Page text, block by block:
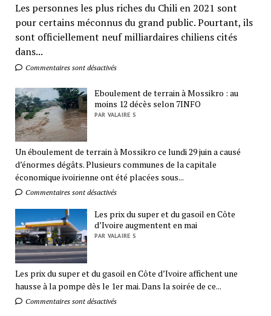
Les personnes les plus riches du Chili en 2021 sont
pour certains méconnus du grand public. Pourtant, ils
sont officiellement neuf milliardaires chiliens cités
dans...
Commentaires sont désactivés
Eboulement de terrain à Mossikro : au
moins 12 décès selon 7INFO
PAR VALAIRE S
Un éboulement de terrain à Mossikro ce lundi 29 juin a causé
d’énormes dégâts. Plusieurs communes de la capitale
économique ivoirienne ont été placées sous...
Commentaires sont désactivés
Les prix du super et du gasoil en Côte
d’Ivoire augmentent en mai
PAR VALAIRE S
Les prix du super et du gasoil en Côte d’Ivoire affichent une
hausse à la pompe dès le 1er mai. Dans la soirée de ce...
Commentaires sont désactivés